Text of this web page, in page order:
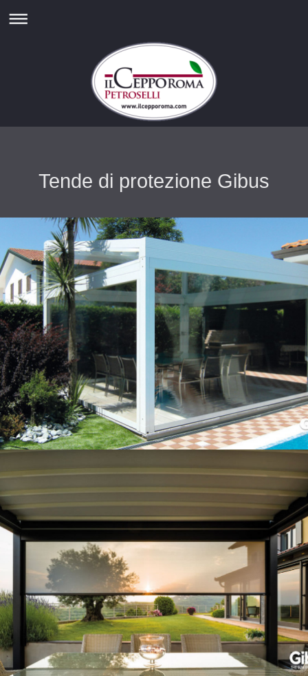
Tende di protezione Gibus